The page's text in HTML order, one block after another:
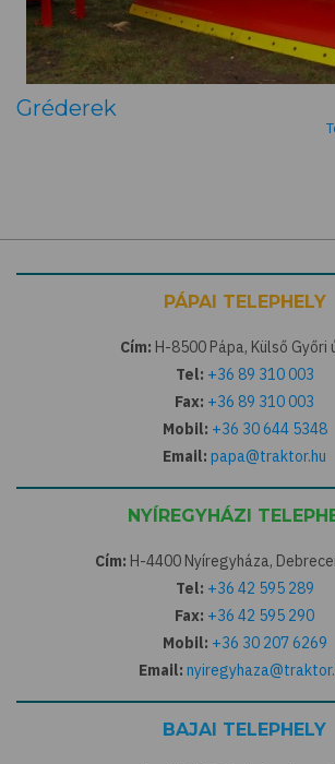
Gréderek
PÁPAI TELEPHELY
Cím: H-8500 Pápa, Külső Győri
Tel: +36 89 310 003
Fax: +36 89 310 003
Mobil: +36 30 644 5348
Email: papa@traktor.hu
NYÍREGYHÁZI
Cím: H-4400 Nyíregyháza,
Tel: +36 42 595 289
Fax: +36 42 595 290
Mobil: +36 30 207 6269
Email:
BAJAI TELEPHELY